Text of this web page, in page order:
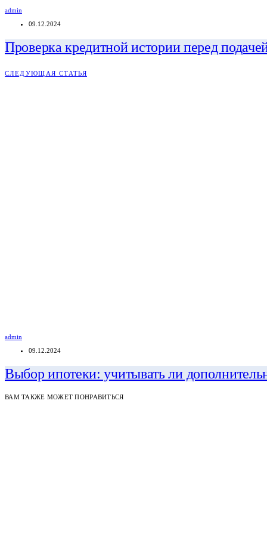
admin
09.12.2024
Проверка кредитной истории перед
СЛЕДУЮЩАЯ СТАТЬЯ
admin
09.12.2024
Выбор ипотеки: учитывать ли
ВАМ ТАКЖЕ МОЖЕТ ПОНРАВИТЬСЯ